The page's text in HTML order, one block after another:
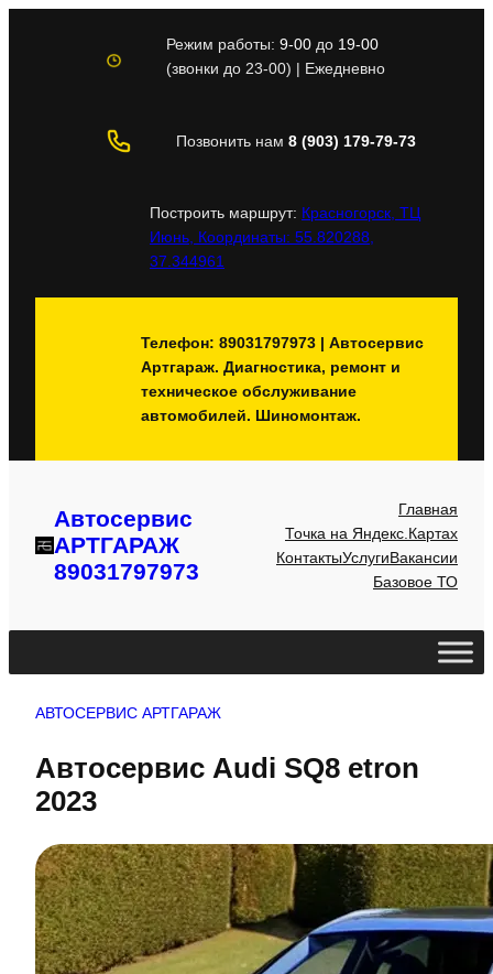
содержимому
Режим работы: 9-00до 19-00
(звонки до 23-00) | Ежедневно
Позвонить нам 8 (903) 179-79-73
Построить маршрут: Красногорск, ТЦ
Июнь, Координаты: 55.820288,
37.344961
Телефон: 89031797973 | Автосервис
Артгараж. Диагностика, ремонт и
техническое обслуживание
автомобилей. Шиномонтаж.
Автосервис
АРТГАРАЖ
89031797973
Главная
Точка на Яндекс.Картах
КонтактыУслугиВакансии
Базовое ТО
АВТОСЕРВИС АРТГАРАЖ
Автосервис Audi SQ8 etron
2023